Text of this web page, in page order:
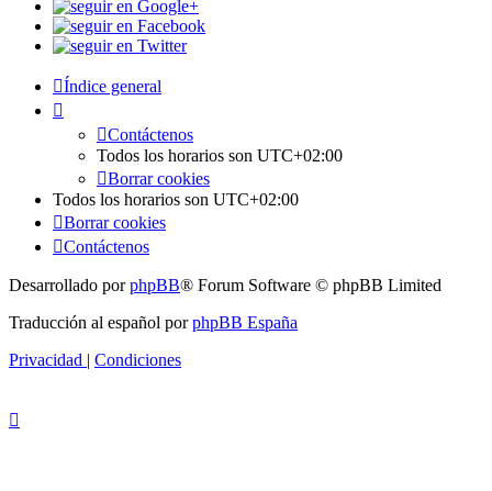
Índice general
Contáctenos
Todos los horarios son UTC+02:00
Borrar cookies
Todos los horarios son UTC+02:00
Borrar cookies
Contáctenos
Desarrollado porphpBB® Forum Software © phpBB Limited
Traducción al español porphpBB España
Privacidad | Condiciones